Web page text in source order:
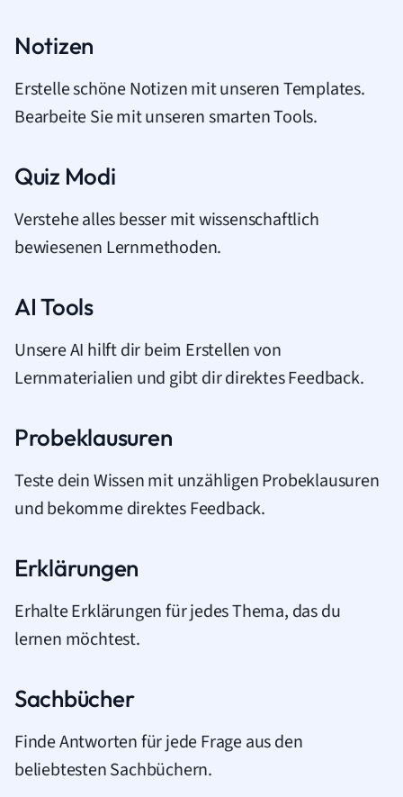
Notizen
Erstelle schöne Notizen mit unseren Templates.
Bearbeite Sie mit unseren smarten Tools.
Quiz Modi
Verstehe alles besser mit wissenschaftlich
bewiesenen Lernmethoden.
AI Tools
Unsere AI hilft dir beim Erstellen von
Lernmaterialien und gibt dir direktes Feedback.
Probeklausuren
Teste dein Wissen mit unzähligen Probeklausuren
und bekomme direktes Feedback.
Erklärungen
Erhalte Erklärungen für jedes Thema, das du
lernen möchtest.
Sachbücher
Finde Antworten für jede Frage aus den
beliebtesten Sachbüchern.